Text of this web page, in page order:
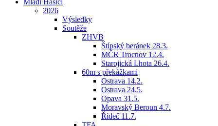
Mladí Hasiči
2026
Výsledky
Soutěže
ZHVB
Štípský beránek 28.3.
MČR Trocnov 12.4.
Starojická Lhota 26.4.
60m s překážkami
Ostrava 14.2.
Ostrava 24.5.
Opava 31.5.
Moravský Beroun 4.7.
Řídeč 11.7.